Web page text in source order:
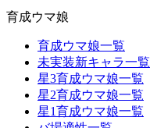
育成ウマ娘
育成ウマ娘一覧
未実装新キャラ一覧
星3育成ウマ娘一覧
星2育成ウマ娘一覧
星1育成ウマ娘一覧